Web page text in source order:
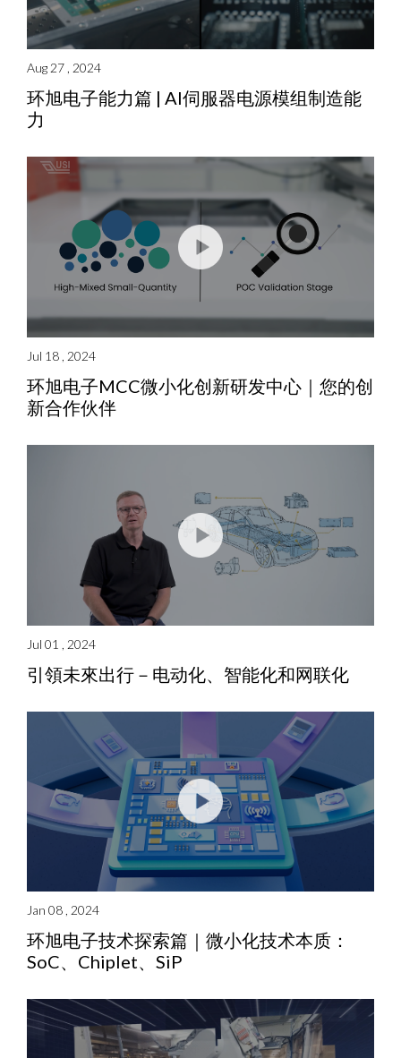
Aug 27 , 2024
环旭电子能力篇 | AI伺服器电源模组制造能
力
Jul 18 , 2024
环旭电子MCC微小化创新研发中心｜您的创
新合作伙伴
Jul 01 , 2024
引領未來出行－电动化、智能化和网联化
Jan 08 , 2024
环旭电子技术探索篇｜微小化技术本质：
SoC、Chiplet、SiP